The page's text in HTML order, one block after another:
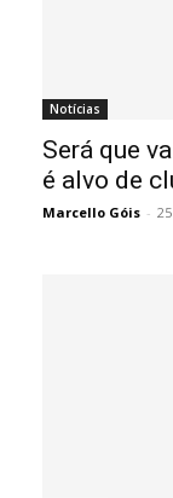
Notícias
Será que
é alvo de
Marcello Góis -